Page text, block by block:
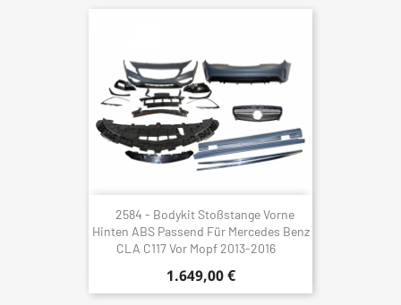
2584 - Bodykit Stoßstange Vorne
Hinten ABS Passend Für Mercedes Benz
CLA C117 Vor Mopf 2013-2016
1.649,00 €